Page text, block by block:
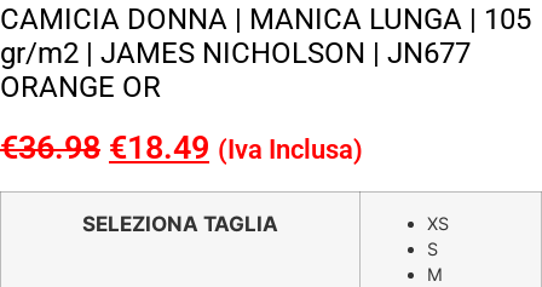
CAMICIA DONNA | MANICA LUNGA | 105
gr/m2 | JAMES NICHOLSON | JN677
ORANGE OR
€36.98 Il
prezzo
originale
€18.49 Il
prezzo
attuale
(Iva Inclusa)
SELEZIONA TAGLIA
XS
S
M